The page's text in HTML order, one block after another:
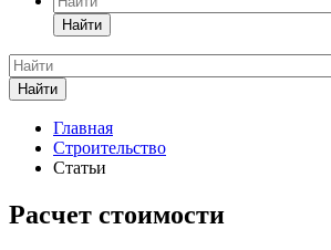
Найти
Найти
Главная
Строительство
Статьи
Расчет стоимости